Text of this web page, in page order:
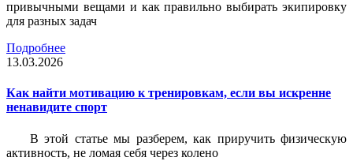
привычными вещами и как правильно выбирать экипировку
для разных задач
Подробнее
13.03.2026
Как найти мотивацию к тренировкам, если вы искренне
ненавидите спорт
В этой статье мы разберем, как приручить физическую
активность, не ломая себя через колено